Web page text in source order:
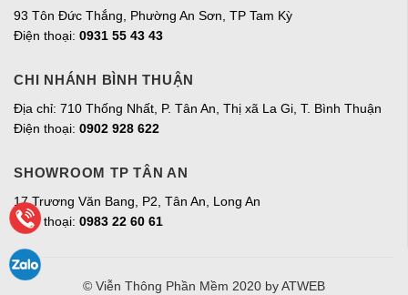
93 Tôn Đức Thắng, Phường An Sơn, TP Tam Kỳ
Điện thoại: 0931 55 43 43
CHI NHÁNH BÌNH THUẬN
Địa chỉ: 710 Thống Nhất, P. Tân An, Thị xã La Gi, T. Bình Thuận
Điện thoại: 0902 928 622
SHOWROOM TP TÂN AN
17 Trương Văn Bang, P2, Tân An, Long An
Điện thoại: 0983 22 60 61
© Viễn Thông Phần Mềm 2020 by ATWEB